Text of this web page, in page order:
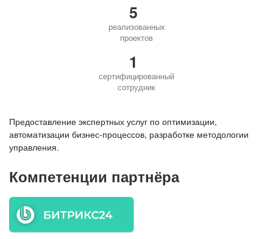
5
реализованных
проектов
1
сертифицированный
сотрудник
Предоставление экспертных услуг по оптимизации,
автоматизации бизнес-процессов, разработке методологии
управления.
Компетенции партнёра